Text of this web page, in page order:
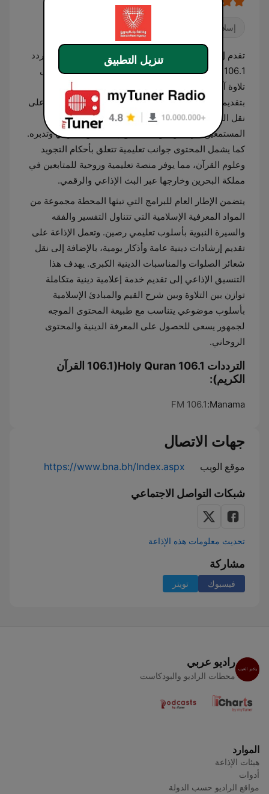
إسلام
تقدم إذاعة القرآن الكريم من البحرين، التي تبث عبر التردد
106.1، محتوى إذاعياً متخصصاً يرتكز بشكل أساسي على
تلاوة آيات القرآن الكريم على مدار الساعة. يتميز البث
بتقديم قراءات متنوعة لمجموعة من القراء، مع التركيز على
نقل التلاوات المرتلة والمجودة التي تلبي احتياجات
المستمعين الراغبين في الاستماع إلى النص القرآني وتدبره.
كما يشمل المحتوى جوانب تعليمية تتعلق بأحكام التجويد
وعلوم القرآن، مما يوفر منصة تعليمية وروحية للمتابعين في
مملكة البحرين وخارجها عبر البث الإذاعي والرقمي.
يتضمن الإطار العام للبرامج التي تبثها المحطة مجموعة من
المواد المعرفية الإسلامية التي تتناول التفسير والفقه
والسيرة النبوية بأسلوب تعليمي رصين. وتعمل الإذاعة على
تقديم إرشادات دينية عامة وأذكار يومية، بالإضافة إلى نقل
شعائر الصلوات والمناسبات الدينية الكبرى. يهدف هذا
التنسيق الإذاعي إلى تقديم خدمة إعلامية دينية متكاملة
توازن بين التلاوة وبين شرح القيم والمبادئ الإسلامية
بأسلوب موضوعي يتناسب مع طبيعة المحتوى الموجه
لجمهور يسعى للحصول على المعرفة الدينية والمحتوى
الروحاني.
الترددات Holy Quran 106.1(106.1 القرآن
الكريم):
Manama:
106.1 FM
جهات الاتصال
موقع الويب https://www.bna.bh/Index.aspx
شبكات التواصل الاجتماعي
تحديث معلومات هذه الإذاعة
مشاركة
فيسبوك تويتر
راديو عربي
محطات الراديو والبودكاست
الموارد
هيئات الإذاعة
أدوات
مواقع الراديو حسب الدولة
تنزيل التطبيق